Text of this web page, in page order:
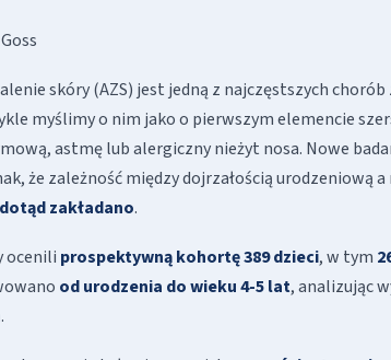
skóry (AZS) jest jedną z najczęstszych
myślimy o nim jako o pierwszym elemencie
astmę lub alergiczny nieżyt nosa. Nowe
że zależność między dojrzałością urodzeniową
zakładano.
ocenili prospektywną kohortę 389 dzieci, w tym
od urodzenia do wieku 4-5 lat, analizując
.